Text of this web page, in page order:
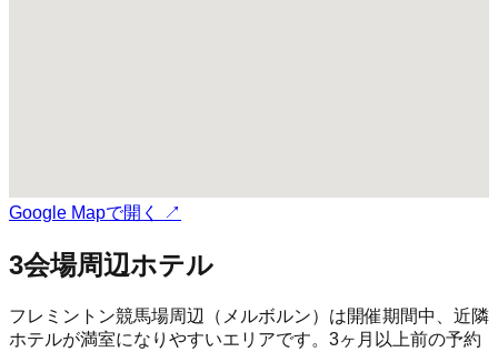
Google Mapで開く ↗
3会場周辺ホテル
フレミントン競馬場周辺（ メルボルン）は開催期間中、近隣
ホテルが満室になりやすいエリアです。3ヶ月以上前の予約